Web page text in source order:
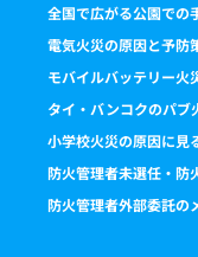
全国で広がる公園での
電気火災の原因と予防
モバイルバッテリー火
タイ・バンコクのパブ
小学校火災の原因に見
防火管理者未選任・防
防火管理者外部委託の